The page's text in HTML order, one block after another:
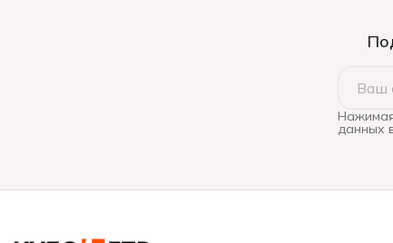
данных